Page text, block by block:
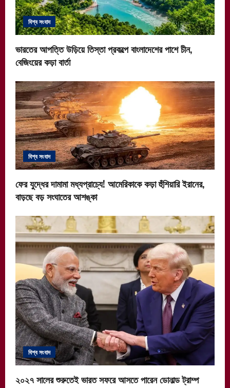
i
o
n
বিশ্ব সংবাদ
ভারতের আপত্তি উড়িয়ে তিস্তা প্রকল্পে বাংলাদেশের পাশে চীন,
বেজিংয়ের কড়া বার্তা
বিশ্ব সংবাদ
ফের যুদ্ধের দামামা মধ্যপ্রাচ্যে! আমেরিকাকে কড়া হুঁশিয়ারি ইরানের,
বাড়ছে বড় সংঘাতের আশঙ্কা
বিশ্ব সংবাদ
২০২৭ সালের শুরুতেই ভারত সফরে আসতে পারেন ডোনাল্ড ট্রাম্প